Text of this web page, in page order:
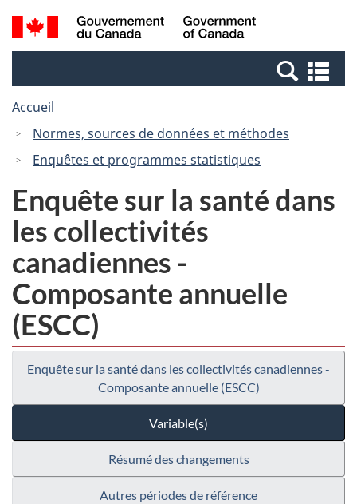
Passer
au
Passer
à
Canada
Recherche
et
et
Accueil
Normes, sources de données et méthodes
Enquêtes et programmes statistiques
Enquête sur la santé dans
les collectivités
canadiennes -
Composante annuelle
(ESCC)
Enquête sur la santé dans les collectivités canadiennes -
Composante annuelle (ESCC)
Variable(s)
Résumé des changements
Autres périodes de référence